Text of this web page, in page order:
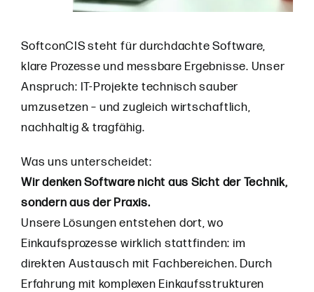
SoftconCIS steht für durchdachte Software,
klare Prozesse und messbare Ergebnisse. Unser
Anspruch: IT-Projekte technisch sauber
umzusetzen – und zugleich wirtschaftlich,
nachhaltig & tragfähig.
Was uns unterscheidet:
Wir denken Software nicht aus Sicht der Technik,
sondern aus der Praxis.
Unsere Lösungen entstehen dort, wo
Einkaufsprozesse wirklich stattfinden: im
direkten Austausch mit Fachbereichen. Durch
Erfahrung mit komplexen Einkaufsstrukturen